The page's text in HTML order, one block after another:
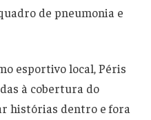
de pneumonia e
esportivo local, Péris
à cobertura do
histórias dentro e fora